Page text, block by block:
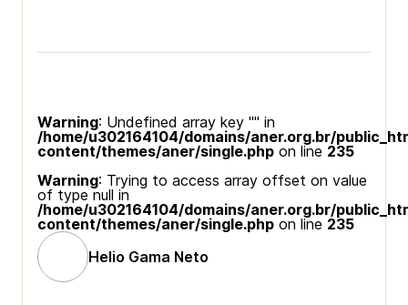
Warning: Undefined array key "" in
/home/u302164104/domains/aner.org.br/
content/themes/aner/single.php on line 235
Warning: Trying to access array offset on value
of type null in
/home/u302164104/domains/aner.org.br/
content/themes/aner/single.php on line 235
Helio Gama Neto